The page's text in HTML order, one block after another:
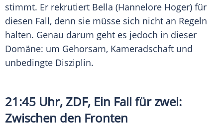
stimmt. Er rekrutiert Bella (Hannelore Hoger) für
diesen Fall, denn sie müsse sich nicht an Regeln
halten. Genau darum geht es jedoch in dieser
Domäne: um Gehorsam, Kameradschaft und
unbedingte Disziplin.
21:45 Uhr, ZDF, Ein Fall für zwei:
Zwischen den Fronten